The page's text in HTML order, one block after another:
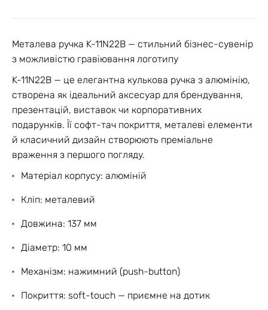
Металева ручка K-11N22B — стильний бізнес-сувенір
з можливістю гравіювання логотипу
K-11N22B — це елегантна кулькова ручка з алюмінію,
створена як ідеальний аксесуар для брендування,
презентацій, виставок чи корпоративних
подарунків. Її софт-тач покриття, металеві елементи
й класичний дизайн створюють преміальне
враження з першого погляду.
Матеріал корпусу: алюміній
Кліп: металевий
Довжина: 137 мм
Діаметр: 10 мм
Механізм: нажимний (push-button)
Покриття: soft-touch — приємне на дотик